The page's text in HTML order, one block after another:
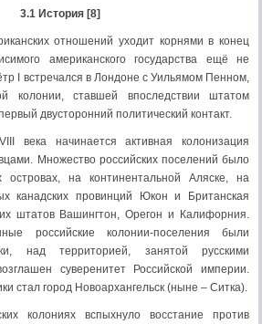
3.1 История [8]
отношений уходит корнями в конец
американского государства ещё не
I встречался в Лондоне с Уильямом Пенном,
колонии, ставшей впоследствии штатом
двусторонний политический контакт.
века начинается активная колонизация
Множество российских поселений было
островах, на континентальной Аляске, на
канадских провинций Юкон и Британская
штатов Вашингтон, Орегон и Калифорния.
российские колонии-поселения были
над территорией, занятой русскими
суверенитет Российской империи.
стал город Новоархангельск (ныне – Ситка).
колониях вспыхнуло восстание против